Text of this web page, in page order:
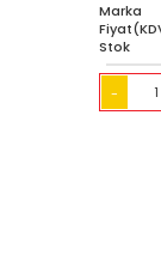
Marka
Stok
-